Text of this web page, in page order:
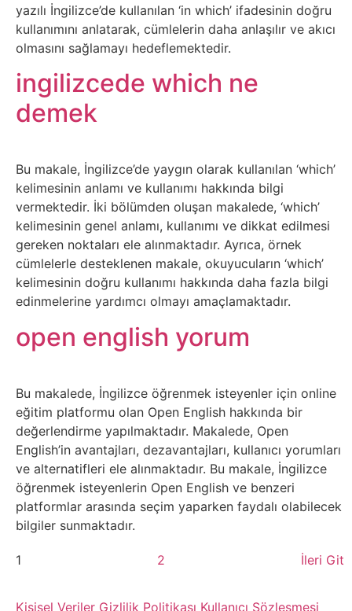
Mobil
Müzik
Nft
Projeler
ve
Fikirler
Psikoloji
Seo
Sigorta
Sinema
Spor
yazılı İngilizce’de kullanılan ‘in which’ ifadesinin doğru
kullanımını anlatarak, cümlelerin daha anlaşılır ve akıcı
olmasını sağlamayı hedeflemektedir.
ingilizcede which ne
demek
Bu makale, İngilizce’de yaygın olarak kullanılan ‘which’
kelimesinin anlamı ve kullanımı hakkında bilgi
vermektedir. İki bölümden oluşan makalede, ‘which’
kelimesinin genel anlamı, kullanımı ve dikkat edilmesi
gereken noktaları ele alınmaktadır. Ayrıca, örnek
cümlelerle desteklenen makale, okuyucuların ‘which’
kelimesinin doğru kullanımı hakkında daha fazla bilgi
edinmelerine yardımcı olmayı amaçlamaktadır.
open english yorum
Bu makalede, İngilizce öğrenmek isteyenler için online
eğitim platformu olan Open English hakkında bir
değerlendirme yapılmaktadır. Makalede, Open
English’in avantajları, dezavantajları, kullanıcı yorumları
ve alternatifleri ele alınmaktadır. Bu makale, İngilizce
öğrenmek isteyenlerin Open English ve benzeri
platformlar arasında seçim yaparken faydalı olabilecek
bilgiler sunmaktadır.
1 2 İleri Git
Kişisel Veriler Gizlilik Politikası Kullanıcı Sözleşmesi